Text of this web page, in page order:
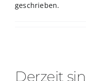
geschrieben.
Derzeit